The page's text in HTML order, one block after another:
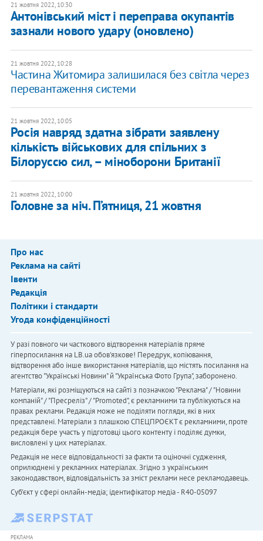
21 жовтня 2022, 10:30
Антонівський міст і переправа окупантів
зазнали нового удару (оновлено)
21 жовтня 2022, 10:28
Частина Житомира залишилася без світла через
перевантаження системи
21 жовтня 2022, 10:05
Росія навряд здатна зібрати заявлену
кількість військових для спільних з
Білоруссю сил, – міноборони Британії
21 жовтня 2022, 10:00
Головне за ніч. П’ятниця, 21 жовтня
Про нас
Реклама на сайті
Івенти
Редакція
Політики і стандарти
Угода конфіденційності
У разі повного чи часткового відтворення матеріалів пряме
гіперпосилання на LB.ua обов'язкове! Передрук, копіювання,
відтворення або інше використання матеріалів, що містять посилання на
агентство "Українськi Новини" й "Українська Фото Група", заборонено.
Матеріали, які розміщуються на сайті з позначкою "Реклама" / "Новини
компаній" / "Пресреліз" / "Promoted", є рекламними та публікуються на
правах реклами. Редакція може не поділяти погляди, які в них
представлені. Матеріали з плашкою СПЕЦПРОЄКТ є рекламними, проте
редакція бере участь у підготовці цього контенту і поділяє думки,
висловлені у цих матеріалах.
Редакція не несе відповідальності за факти та оціночні судження,
оприлюднені у рекламних матеріалах. Згідно з українським
законодавством, відповідальність за зміст реклами несе рекламодавець.
Cуб'єкт у сфері онлайн-медіа; ідентифікатор медіа - R40-05097
РЕКЛАМА